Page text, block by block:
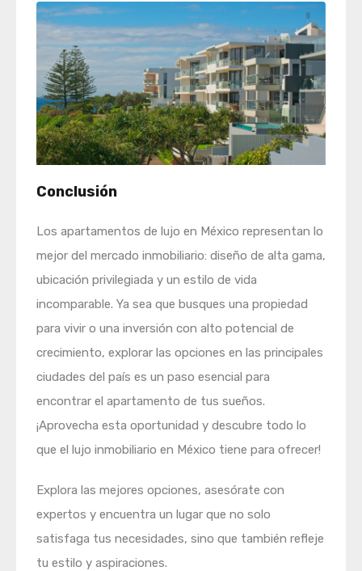
Conclusión
Los apartamentos de lujo en México representan lo
mejor del mercado inmobiliario: diseño de alta gama,
ubicación privilegiada y un estilo de vida
incomparable. Ya sea que busques una propiedad
para vivir o una inversión con alto potencial de
crecimiento, explorar las opciones en las principales
ciudades del país es un paso esencial para
encontrar el apartamento de tus sueños.
¡Aprovecha esta oportunidad y descubre todo lo
que el lujo inmobiliario en México tiene para ofrecer!
Explora las mejores opciones, asesórate con
expertos y encuentra un lugar que no solo
satisfaga tus necesidades, sino que también refleje
tu estilo y aspiraciones.